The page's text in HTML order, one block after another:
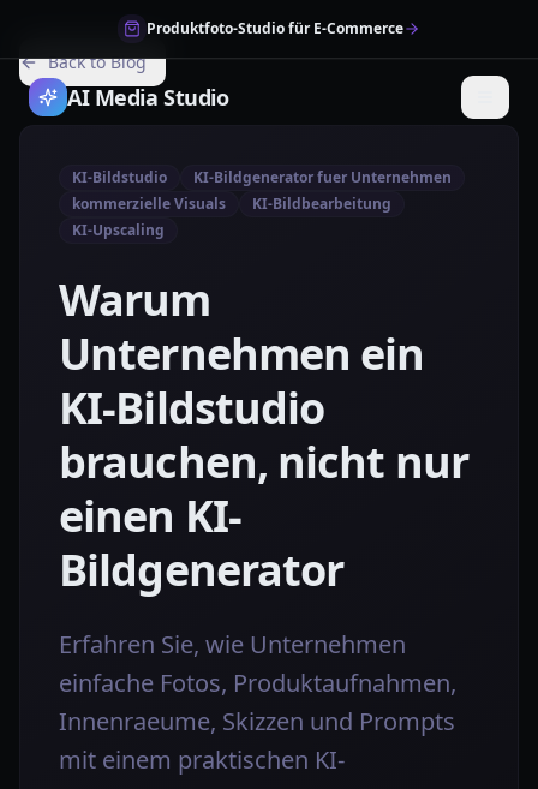
Produktfoto-Studio für E-Commerce
AI Media Studio
Back to Blog
KI-Bildstudio
KI-Bildgenerator fuer Unternehmen
kommerzielle Visuals
KI-Bildbearbeitung
KI-Upscaling
Warum
Unternehmen ein
KI-Bildstudio
brauchen, nicht nur
einen KI-
Bildgenerator
Erfahren Sie, wie Unternehmen
einfache Fotos, Produktaufnahmen,
Innenraeume, Skizzen und Prompts
mit einem praktischen KI-